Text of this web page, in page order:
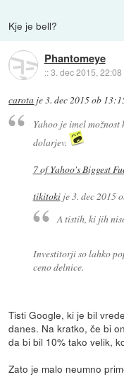
Kje je bell?
Phantomeye
::3. dec 2015, 22:08
carota je3. dec 2015 ob
Yahoo je imel
dolarjev.
7 of Yahoo's Biggest
tikitokije3. dec 2015
A tistih, ki jih
Investitorji so lahko
ceno delnice.
Tisti Google, ki je bil
danes. Na kratko, če bi
da bi bil 10% tako velik,
Zato je malo neumno